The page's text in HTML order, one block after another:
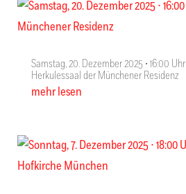
Samstag, 20. Dezember 2025 ∙ 16:00 Uhr
Herkulessaal der Münchener Residenz
mehr lesen